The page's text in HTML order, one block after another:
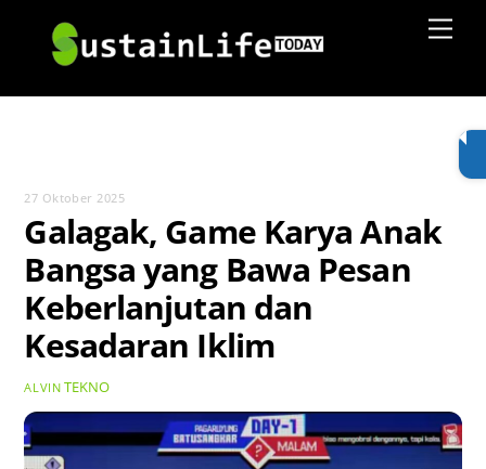
content
27 Oktober 2025
Galagak, Game Karya Anak
Bangsa yang Bawa Pesan
Keberlanjutan dan
Kesadaran Iklim
ALVIN TEKNO